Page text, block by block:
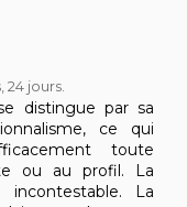
24 jours.
distingue par sa
ce qui
toute
ou au profil. La
La